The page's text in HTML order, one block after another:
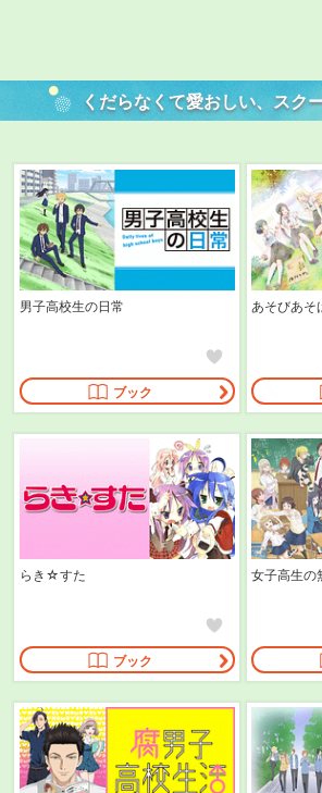
くだらなくて愛おしい、スク
男子高校生の日常
ブック
あそびあそ
らき☆すた
ブック
女子高生の